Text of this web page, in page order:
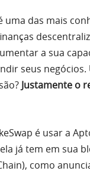
uma das mais
a sua
seus negócios.
Justamente o
é usar a
já tem em sua
como